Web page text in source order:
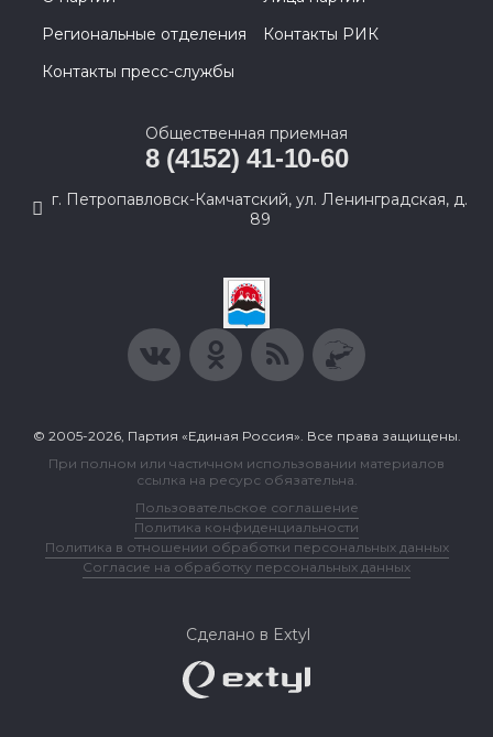
Региональные отделения
Контакты РИК
Контакты пресс-службы
Общественная приемная
8 (4152) 41-10-60
г. Петропавловск-Камчатский, ул. Ленинградская, д.
89
© 2005-2026, Партия «Единая Россия». Все права защищены.
При полном или частичном использовании материалов
ссылка на ресурс обязательна.
Пользовательское соглашение
Политика конфиденциальности
Политика в отношении обработки персональных данных
Согласие на обработку персональных данных
Сделано в Extyl